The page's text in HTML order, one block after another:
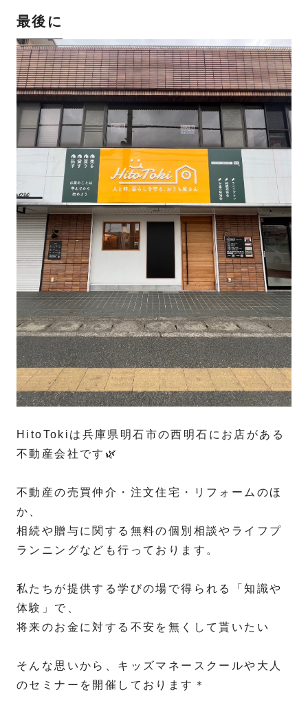
最後に
HitoTokiは兵庫県明石市の西明石にお店がある
不動産会社です🌿
不動産の売買仲介・注文住宅・リフォームのほ
か、
相続や贈与に関する無料の個別相談やライフプ
ランニングなども行っております。
私たちが提供する学びの場で得られる「知識や
体験」で、
将来のお金に対する不安を無くして貰いたい
そんな思いから、キッズマネースクールや大人
のセミナーを開催しております＊